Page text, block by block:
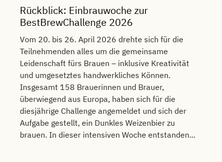
Rückblick: Einbrauwoche zur
BestBrewChallenge 2026
Vom 20. bis 26. April 2026 drehte sich für die
Teilnehmenden alles um die gemeinsame
Leidenschaft fürs Brauen – inklusive Kreativität
und umgesetztes handwerkliches Können.
Insgesamt 158 Brauerinnen und Brauer,
überwiegend aus Europa, haben sich für die
diesjährige Challenge angemeldet und sich der
Aufgabe gestellt, ein Dunkles Weizenbier zu
brauen. In dieser intensiven Woche entstanden...